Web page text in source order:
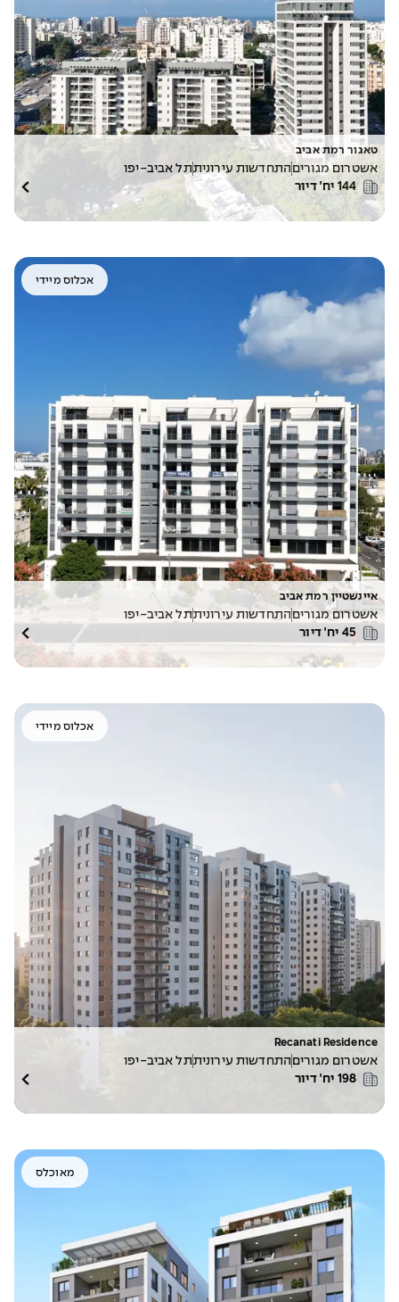
טאגור רמת אביב
אשטרום מגורים התחדשות עירוניתתל אביב-יפו
144 יח׳ דיור
אכלוס מיידי
איינשטיין רמת אביב
אשטרום מגוריםהתחדשות עירוניתתל אביב-יפו
45 יח׳ דיור
אכלוס מיידי
Recanati Residence
אשטרום מגורים התחדשות עירוניתתל אביב-יפו
198 יח׳ דיור
מאוכלס